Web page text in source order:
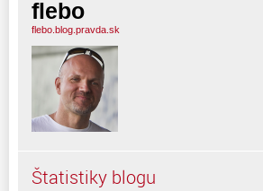
flebo
flebo.blog.pravda.sk
Štatistiky blogu